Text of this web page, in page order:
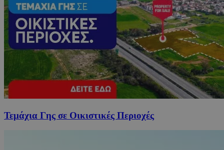
Τεμάχια Γης σε Οικιστικές Περιοχές